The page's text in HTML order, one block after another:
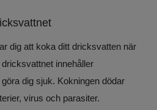
dig att koka ditt dricksvatten när
innehåller
dig sjuk. Kokningen dödar
virus och parasiter.